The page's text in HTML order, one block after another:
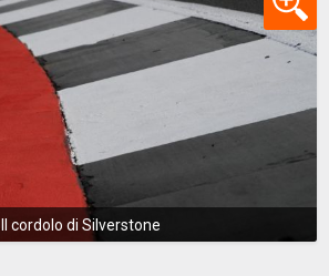
Il cordolo di Silverstone